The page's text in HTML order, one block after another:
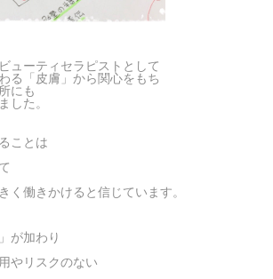
ューティセラピストとして
る「皮膚」から関心をもち
にも
した。
ことは
く働きかけると信じています。
が加わり
やリスクのない